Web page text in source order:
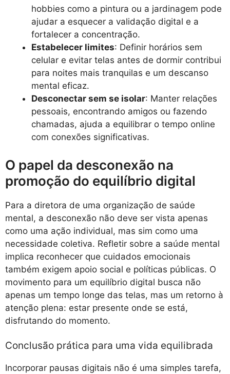
hobbies como a pintura ou a jardinagem pode
ajudar a esquecer a validação digital e a
fortalecer a concentração.
Estabelecer limites: Definir horários sem
celular e evitar telas antes de dormir contribui
para noites mais tranquilas e um descanso
mental eficaz.
Desconectar sem se isolar: Manter relações
pessoais, encontrando amigos ou fazendo
chamadas, ajuda a equilibrar o tempo online
com conexões significativas.
O papel da desconexão na
promoção do equilíbrio digital
Para a diretora de uma organização de saúde
mental, a desconexão não deve ser vista apenas
como uma ação individual, mas sim como uma
necessidade coletiva. Refletir sobre a saúde mental
implica reconhecer que cuidados emocionais
também exigem apoio social e políticas públicas. O
movimento para um equilíbrio digital busca não
apenas um tempo longe das telas, mas um retorno à
atenção plena: estar presente onde se está,
disfrutando do momento.
Conclusão prática para uma vida equilibrada
Incorporar pausas digitais não é uma simples tarefa,